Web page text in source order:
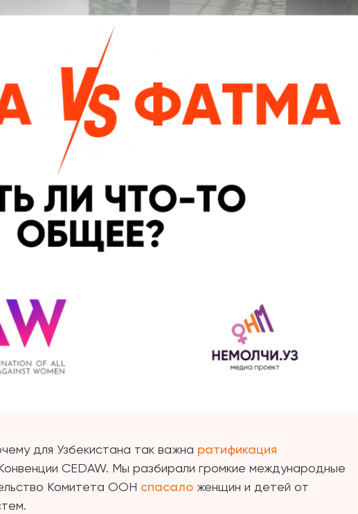
для Узбекистана так важна ратификация
CEDAW. Мы разбирали громкие международные
Комитета ООН спасало женщин и детей от